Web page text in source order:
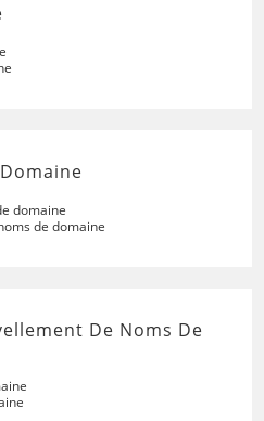
domaine
de domaine
De Noms De